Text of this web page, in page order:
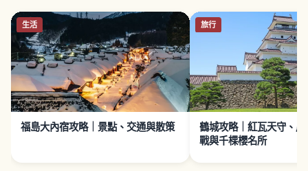
生活
福島大內宿攻略｜景點、交通與散策
旅行
鶴城攻略｜紅瓦天守、戊
戰與千棵櫻名所